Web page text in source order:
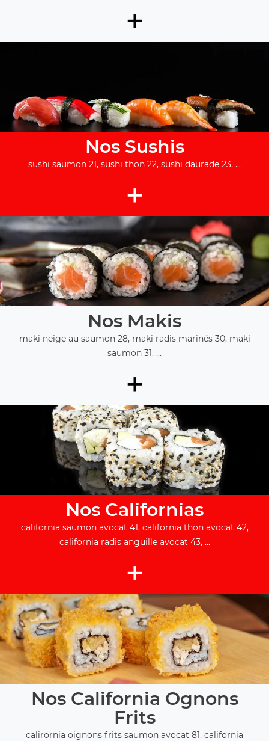
+
Nos Sushis
sushi saumon 21, sushi thon 22, sushi daurade 23, ...
+
Nos Makis
maki neige au saumon 28, maki radis marinés 30, maki
saumon 31, ...
+
Nos Californias
california saumon avocat 41, california thon avocat 42,
california radis anguille avocat 43, ...
+
Nos California Ognons
Frits
calirornia oignons frits saumon avocat 81, california